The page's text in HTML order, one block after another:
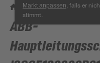
Markt anpassen , falls er
stimmt.
/ Bauen & Renovieren /
ABB-